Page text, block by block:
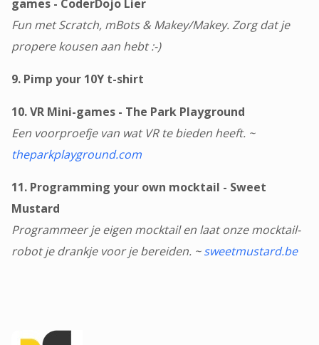
games - CoderDojo Lier
Fun met Scratch, mBots & Makey/Makey. Zorg dat je
propere kousen aan hebt :-)
9. Pimp your 10Y t-shirt
10. VR Mini-games - The Park Playground
Een voorproefje van wat VR te bieden heeft. ~
theparkplayground.com
11. Programming your own mocktail - Sweet
Mustard
Programmeer je eigen mocktail en laat onze mocktail-
robot je drankje voor je bereiden. ~sweetmustard.be